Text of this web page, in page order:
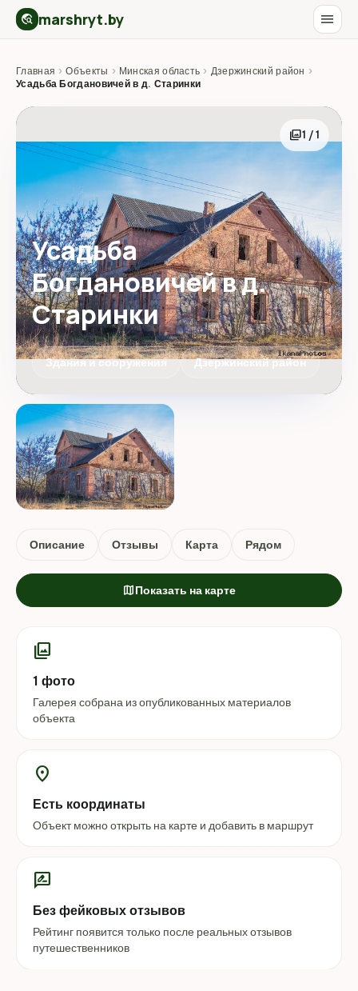
travel_explore marshryt.by menu
Главная › Объекты › Минская область › Дзержинский район ›
Усадьба Богдановичей в д. Старинки
photo_library1 / 1
Усадьба
Богдановичей в д.
Старинки
Здания и сооружения Дзержинский район
Описание Отзывы Карта Рядом
mapПоказать на карте
photo_library
1 фото
Галерея собрана из опубликованных материалов
объекта
location_on
Есть координаты
Объект можно открыть на карте и добавить в маршрут
rate_review
Без фейковых отзывов
Рейтинг появится только после реальных отзывов
путешественников